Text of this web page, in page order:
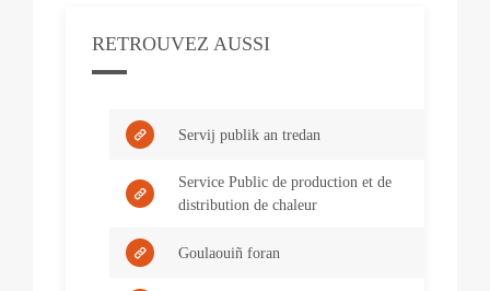
RETROUVEZ AUSSI
Servij publik an tredan
Service Public de production et de
distribution de chaleur
Goulaouiñ foran